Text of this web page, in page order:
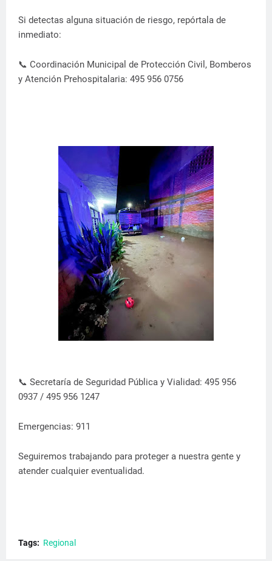
Si detectas alguna situación de riesgo, repórtala de
inmediato:
📞 Coordinación Municipal de Protección Civil, Bomberos
y Atención Prehospitalaria: 495 956 0756
📞 Secretaría de Seguridad Pública y Vialidad: 495 956
0937 / 495 956 1247
Emergencias: 911
Seguiremos trabajando para proteger a nuestra gente y
atender cualquier eventualidad.
Tags: Regional